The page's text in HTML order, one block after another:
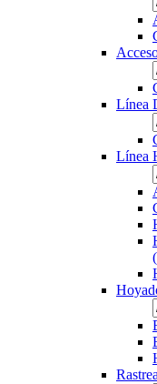
Línea
Línea